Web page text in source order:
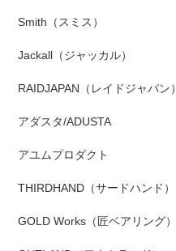
Smith（スミス）
Jackall（ジャッカル）
RAIDJAPAN（レイドジャパン）
アダスタ/ADUSTA
アユムプロダクト
THIRDHAND（サードハンド）
GOLD Works（匠ベアリング）